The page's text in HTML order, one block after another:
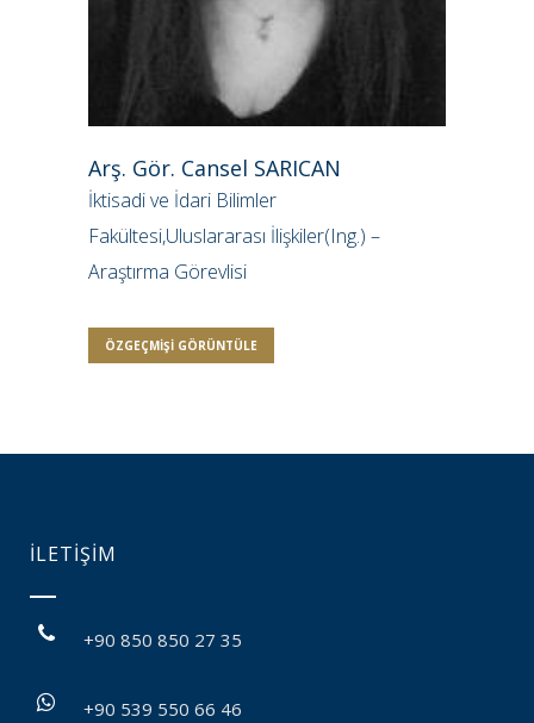
Arş. Gör. Cansel SARICAN
İktisadi ve İdari Bilimler
Fakültesi,Uluslararası İlişkiler(Ing.) –
Araştırma Görevlisi
ÖZGEÇMIŞI GÖRÜNTÜLE
İLETİŞİM
+90 850 850 27 35
+90 539 550 66 46